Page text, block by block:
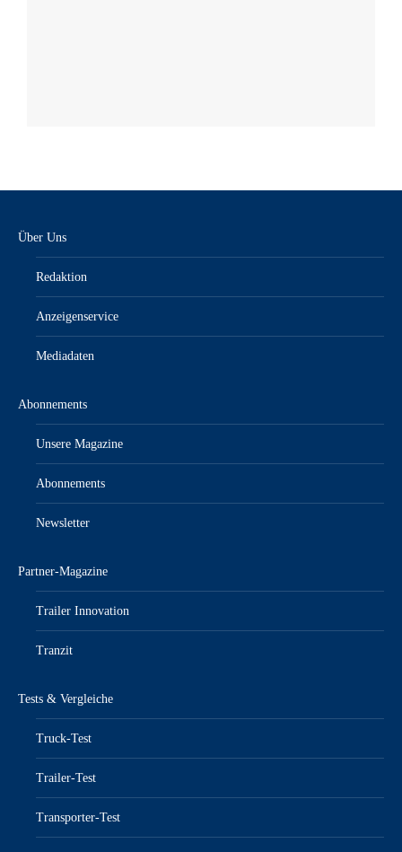
Über Uns
Redaktion
Anzeigenservice
Mediadaten
Abonnements
Unsere Magazine
Abonnements
Newsletter
Partner-Magazine
Trailer Innovation
Tranzit
Tests & Vergleiche
Truck-Test
Trailer-Test
Transporter-Test